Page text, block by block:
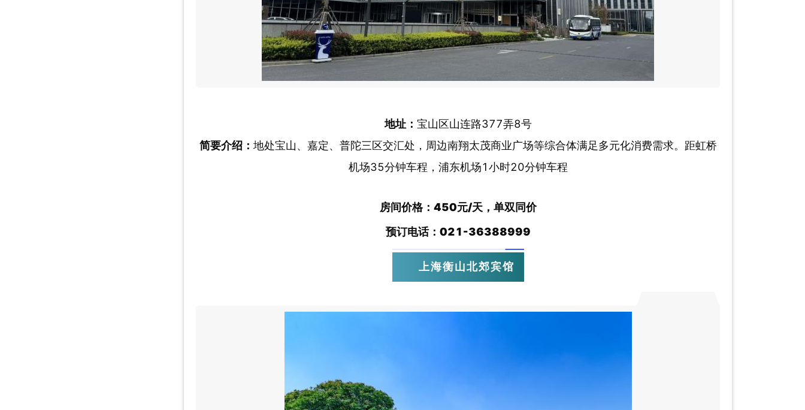
地址： 宝山区山连路377弄8号
简要介绍： 地处宝山、嘉定、普陀三区交汇处，周边南翔太茂商业广场等综合体满足多元化消费需求。距虹桥
机场35分钟车程，浦东机场1小时20分钟车程
房间价格： 450元/天， 单双同价
预订电话： 021-36388999
上海衡山北郊宾馆